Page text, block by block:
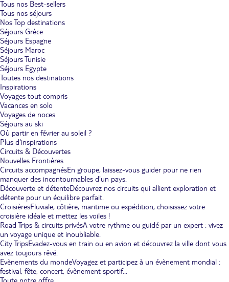
Tous nos Best-sellers
Tous nos séjours
Nos Top destinations
Séjours Grèce
Séjours Espagne
Séjours Maroc
Séjours Tunisie
Séjours Egypte
Toutes nos destinations
Inspirations
Voyages tout compris
Vacances en solo
Voyages de noces
Séjours au ski
Où partir en février au soleil ?
Plus d'inspirations
Circuits & Découvertes
Nouvelles Frontières
Circuits accompagnésEn groupe, laissez-vous guider pour ne rien
manquer des incontournables d'un pays.
Découverte et détenteDécouvrez nos circuits qui allient exploration et
détente pour un équilibre parfait.
CroisièresFluviale, côtière, maritime ou expédition, choisissez votre
croisière idéale et mettez les voiles !
Road Trips & circuits privésA votre rythme ou guidé par un expert : vivez
un voyage unique et inoubliable.
City TripsEvadez-vous en train ou en avion et découvrez la ville dont vous
avez toujours rêvé.
Evènements du mondeVoyagez et participez à un évènement mondial :
festival, fête, concert, évènement sportif...